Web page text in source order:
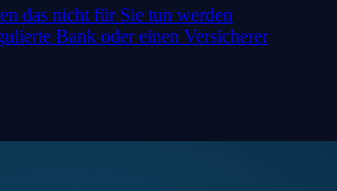
das nicht für Sie tun werden
Bank oder einen Versicherer